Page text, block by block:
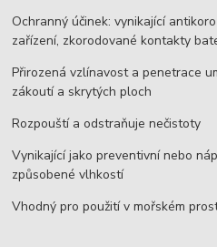
Ochranný účinek: vynikající
zařízení, zkorodované kontakty
Přirozená vzlínavost a penetrace
zákoutí a skrytých ploch
Rozpouští a odstraňuje nečistoty
Vynikající jako preventivní nebo
způsobené vlhkostí
Vhodný pro použití v mořském